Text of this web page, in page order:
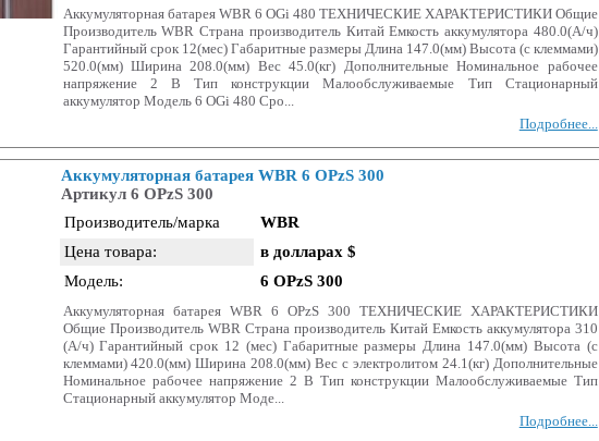
Аккумуляторная батарея WBR 6 OGi 480 ТЕХНИЧЕСКИЕ ХАРАКТЕРИСТИКИ Общие
Производитель WBR Страна производитель Китай Емкость аккумулятора 480.0(А/ч)
Гарантийный срок 12(мес) Габаритные размеры Длина 147.0(мм) Высота (с клеммами)
520.0(мм) Ширина 208.0(мм) Вес 45.0(кг) Дополнительные Номинальное рабочее
напряжение 2 В Тип конструкции Малообслуживаемые Тип Стационарный
аккумулятор Модель 6 OGi 480 Сро...
Подробнее...
Аккумуляторная батарея WBR 6 OPzS 300
Артикул 6 OPzS 300
Производитель/марка
WBR
Цена товара:
в долларах $
Модель:
6 OPzS 300
Аккумуляторная батарея WBR 6 OPzS 300 ТЕХНИЧЕСКИЕ ХАРАКТЕРИСТИКИ
Общие Производитель WBR Страна производитель Китай Емкость аккумулятора 310
(А/ч) Гарантийный срок 12 (мес) Габаритные размеры Длина 147.0(мм) Высота (с
клеммами) 420.0(мм) Ширина 208.0(мм) Вес c электролитом 24.1(кг) Дополнительные
Номинальное рабочее напряжение 2 В Тип конструкции Малообслуживаемые Тип
Стационарный аккумулятор Моде...
Подробнее...